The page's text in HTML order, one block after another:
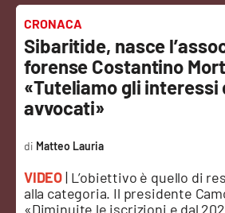
Cronaca
Politica
Attualità
Economia e lavoro
Italia Mondo
CRONACA
Sibaritide, nasce
forense Costantino
«Tuteliamo gli interessi
avvocati»
VIDEO| L’obiettivo è quello di
alla categoria. Il presidente
«Diminuite le iscrizioni e dal
Matteo Lauria